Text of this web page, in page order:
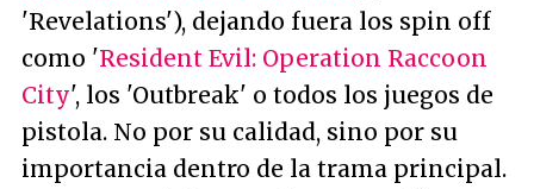
'Revelations'), dejando fuera los spin off
como 'Resident Evil: Operation Raccoon
City', los 'Outbreak' o todos los juegos de
pistola. No por su calidad, sino por su
importancia dentro de la trama principal.